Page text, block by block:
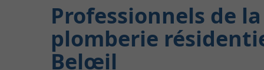
Professionnels de la
plomberie
Belœil